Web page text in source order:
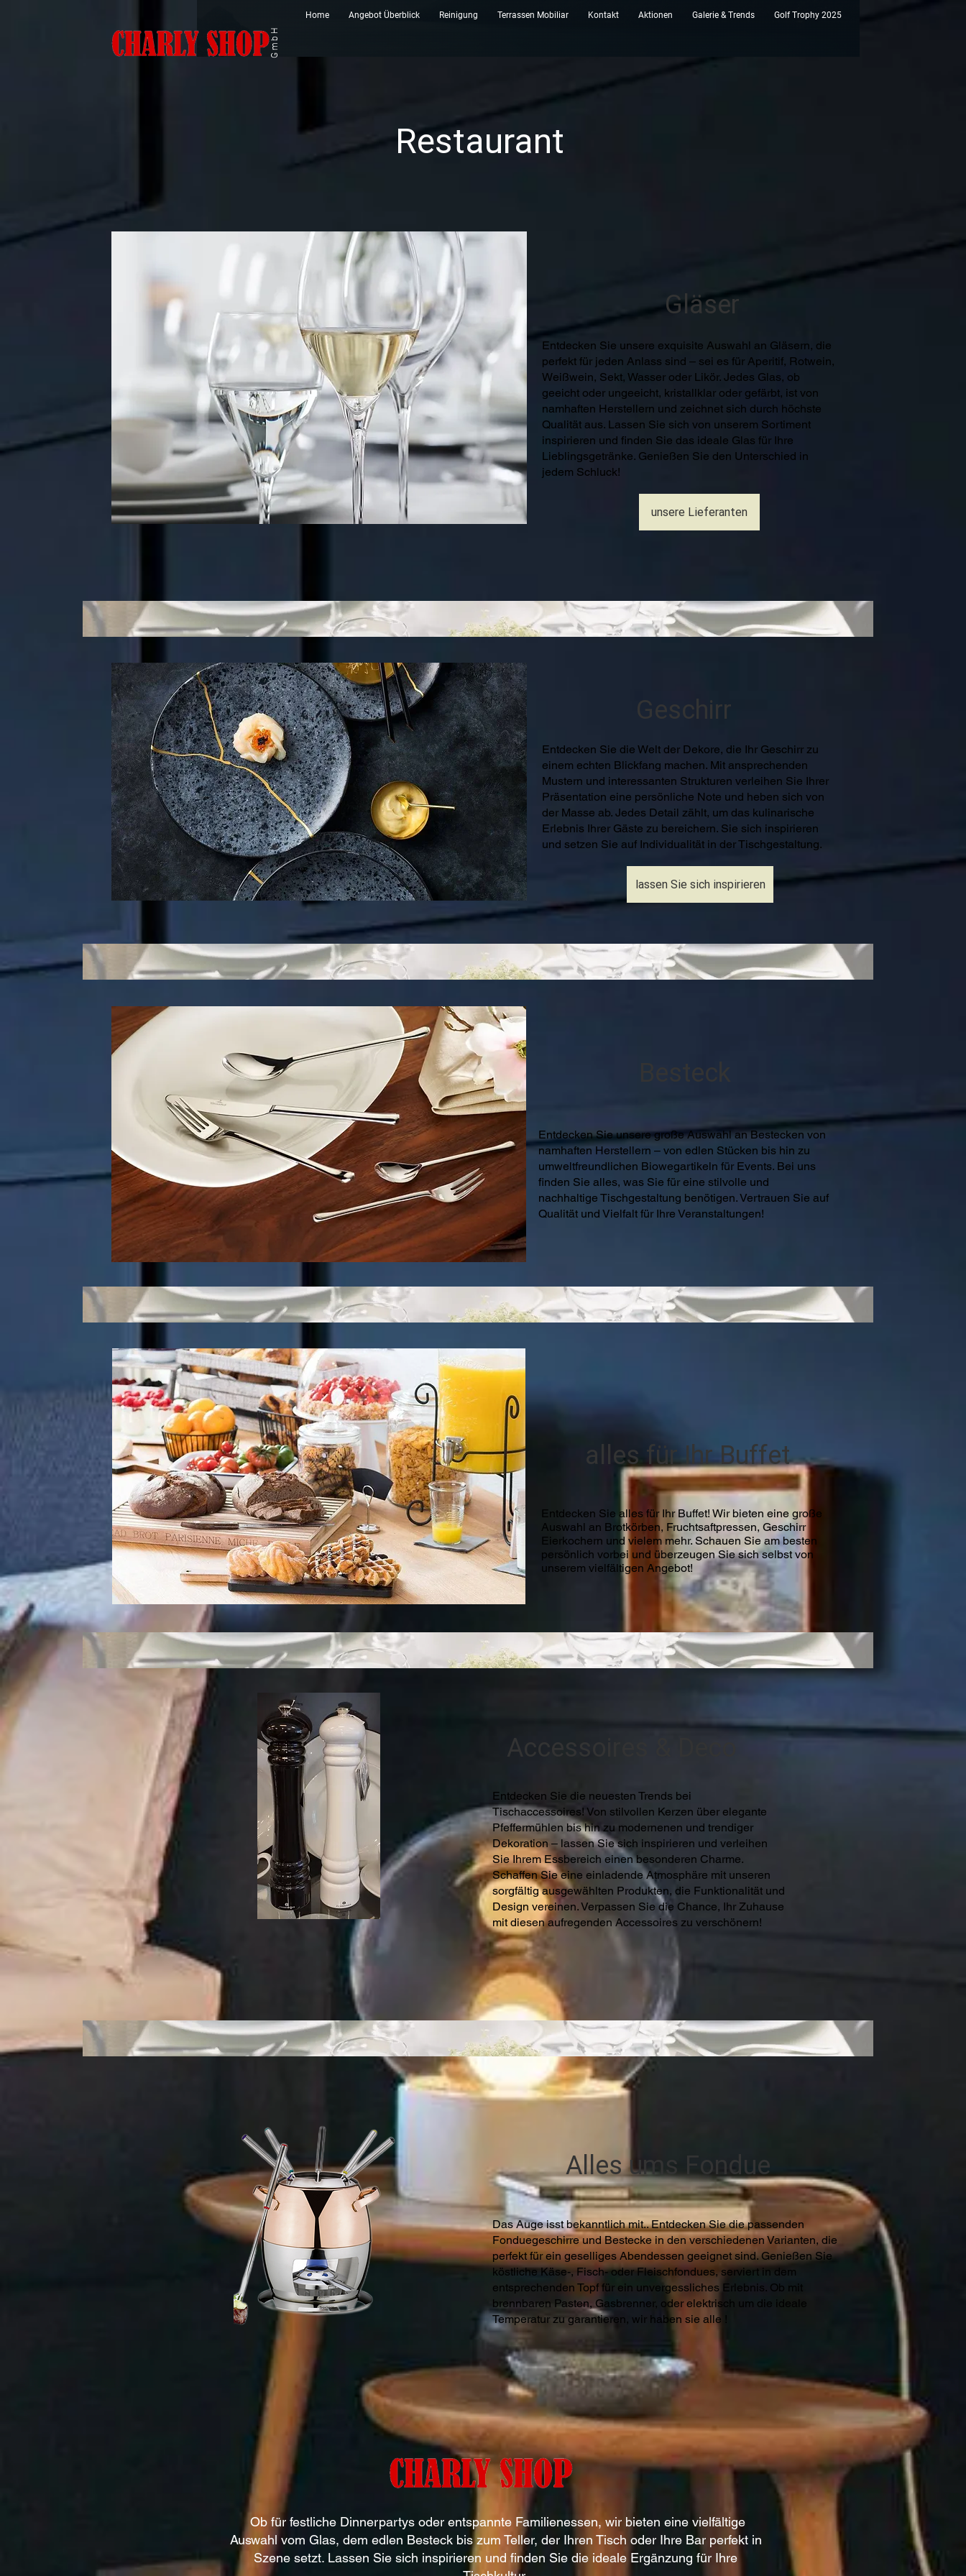
GmbH
Home Angebot Überblick Reinigung Terrassen Mobiliar Kontakt Aktionen Galerie & Trends Golf Trophy 2025
Restaurant
Gläser
Entdecken Sie unsere exquisite Auswahl an Gläsern, die
perfekt für jeden Anlass sind – sei es für Aperitif, Rotwein,
Weißwein, Sekt, Wasser oder Likör. Jedes Glas, ob
geeicht oder ungeeicht, kristallklar oder gefärbt, ist von
namhaften Herstellern und zeichnet sich durch höchste
Qualität aus. Lassen Sie sich von unserem Sortiment
inspirieren und finden Sie das ideale Glas für Ihre
Lieblingsgetränke. Genießen Sie den Unterschied in
jedem Schluck!
unsere Lieferanten
Geschirr
Entdecken Sie die Welt der Dekore, die Ihr Geschirr zu
einem echten Blickfang machen. Mit ansprechenden
Mustern und interessanten Strukturen verleihen Sie Ihrer
Präsentation eine persönliche Note und heben sich von
der Masse ab. Jedes Detail zählt, um das kulinarische
Erlebnis Ihrer Gäste zu bereichern. Sie sich inspirieren
und setzen Sie auf Individualität in der Tischgestaltung.
lassen Sie sich inspirieren
Entdecken Sie unsere große Auswahl an Bestecken von
namhaften Herstellern – von edlen Stücken bis hin zu
umweltfreundlichen Biowegartikeln für Events. Bei uns
finden Sie alles, was Sie für eine stilvolle und
nachhaltige Tischgestaltung benötigen. Vertrauen Sie auf
Qualität und Vielfalt für Ihre Veranstaltungen!
alles für Ihr Buffet
Entdecken Sie alles für Ihr Buffet! Wir bieten eine große
Auswahl an Brotkörben, Fruchtsaftpressen, Geschirr
Eierkochern und vielem mehr. Schauen Sie am besten
persönlich vorbei und überzeugen Sie sich selbst von
unserem vielfältigen Angebot!
Accessoires & Deco
Entdecken Sie die neuesten Trends bei
Tischaccessoires! Von stilvollen Kerzen über elegante
Pfeffermühlen bis hin zu modernenen und trendiger
Dekoration – lassen Sie sich inspirieren und verleihen
Sie Ihrem Essbereich einen besonderen Charme.
Schaffen Sie eine einladende Atmosphäre mit unseren
sorgfältig ausgewählten Produkten, die Funktionalität und
Design vereinen. Verpassen Sie die Chance, Ihr Zuhause
mit diesen aufregenden Accessoires zu verschönern!
Alles ums Fondue
Das Auge isst bekanntlich mit.. Entdecken Sie die passenden
Fonduegeschirre und Bestecke in den verschiedenen Varianten, die
perfekt für ein geselliges Abendessen geeignet sind. Genießen Sie
köstliche Käse-, Fisch- oder Fleischfondues, serviert in dem
entsprechenden Topf für ein unvergessliches Erlebnis. Ob mit
brennbaren Pasten, Gasbrenner, oder elektrisch um die ideale
Temperatur zu garantieren, wir haben sie alle !
Ob für festliche Dinnerpartys oder entspannte Familienessen, wir bieten eine vielfältige
Auswahl vom Glas, dem edlen Besteck bis zum Teller, der Ihren Tisch oder Ihre Bar perfekt in
Szene setzt. Lassen Sie sich inspirieren und finden Sie die ideale Ergänzung für Ihre